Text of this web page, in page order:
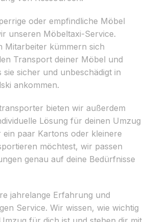
oder empfindliche Möbel
unseren Möbeltaxi-Service.
Mitarbeiter kümmern sich
Transport deiner Möbel und
sie sicher und unbeschädigt in
ankommen.
bieten wir außerdem
Lösung für deinen Umzug
ein paar Kartons oder kleinere
möchtest, wir passen
genau auf deine Bedürfnisse
jahrelange Erfahrung und
Service. Wir wissen, wie wichtig